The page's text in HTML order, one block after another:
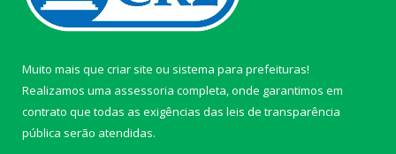
Muito mais que criar site ou sistema para prefeituras!
Realizamos uma assessoria completa, onde garantimos em
contrato que todas as exigências das leis de transparência
pública serão atendidas.